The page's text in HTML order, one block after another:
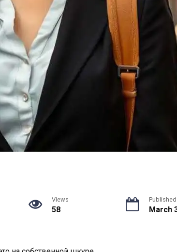
Views
58 March